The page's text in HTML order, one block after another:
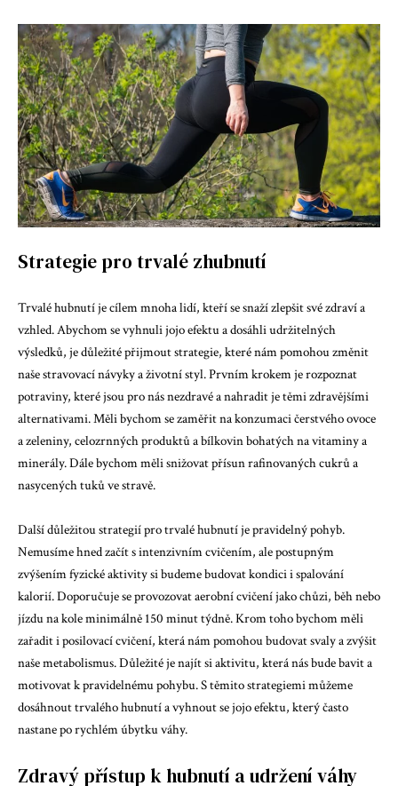
Strategie pro trvalé zhubnutí
Trvalé hubnutí je cílem mnoha lidí, kteří se snaží zlepšit své zdraví a
vzhled. Abychom se vyhnuli jojo efektu a dosáhli udržitelných
výsledků, je důležité přijmout strategie, které nám pomohou změnit
naše stravovací návyky a životní styl. Prvním krokem je rozpoznat
potraviny, které jsou pro nás nezdravé a nahradit je těmi zdravějšími
alternativami. Měli bychom se zaměřit na konzumaci čerstvého ovoce
a zeleniny, celozrnných produktů a bílkovin bohatých na vitaminy a
minerály. Dále bychom měli snižovat přísun rafinovaných cukrů a
nasycených tuků ve stravě.
Další důležitou strategií pro trvalé hubnutí je pravidelný pohyb.
Nemusíme hned začít s intenzivním cvičením, ale postupným
zvýšením fyzické aktivity si budeme budovat kondici i spalování
kalorií. Doporučuje se provozovat aerobní cvičení jako chůzi, běh nebo
jízdu na kole minimálně 150 minut týdně. Krom toho bychom měli
zařadit i posilovací cvičení, která nám pomohou budovat svaly a zvýšit
naše metabolismus. Důležité je najít si aktivitu, která nás bude bavit a
motivovat k pravidelnému pohybu. S těmito strategiemi můžeme
dosáhnout trvalého hubnutí a vyhnout se jojo efektu, který často
nastane po rychlém úbytku váhy.
Zdravý přístup k hubnutí a udržení váhy